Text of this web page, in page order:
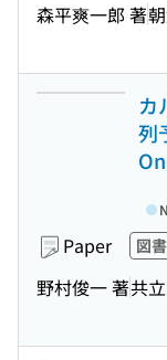
森平爽一郎 著
カ
列
Paper 図書
野村俊一 著共